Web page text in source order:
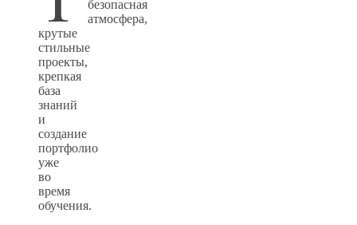
безопасная
атмосфера,
крутые
стильные
проекты,
крепкая
база
знаний
и
создание
портфолио
уже
во
время
обучения.